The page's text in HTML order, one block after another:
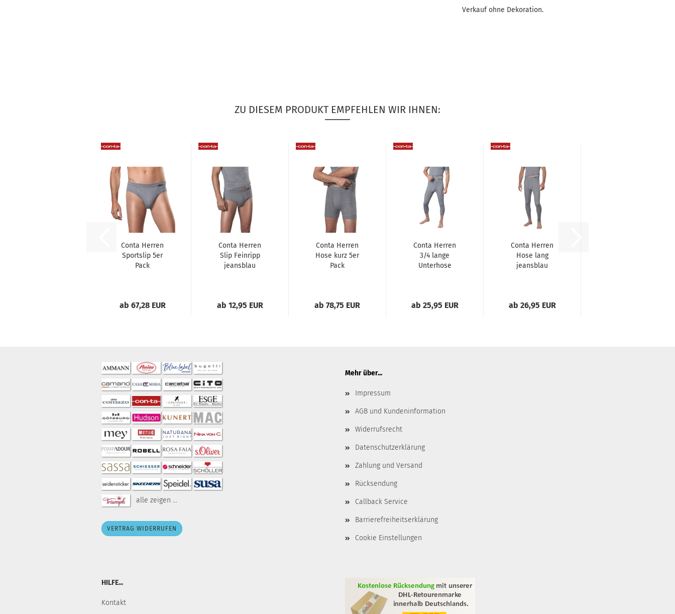
Verkauf ohne Dekoration.
ZU DIESEM PRODUKT EMPFEHLEN WIR IHNEN:
Conta Herren
Sportslip 5er
Pack
ab 67,28 EUR
Conta Herren
Slip Feinripp
jeansblau
ab 12,95 EUR
Conta Herren
Hose kurz 5er
Pack
ab 78,75 EUR
Conta Herren
3/4 lange
Unterhose
ab 25,95 EUR
Conta Herren
Hose lang
jeansblau
ab 26,95 EUR
alle zeigen ...
VERTRAG WIDERRUFEN
Mehr über...
Impressum
AGB und Kundeninformation
Widerrufsrecht
Datenschutzerklärung
Zahlung und Versand
Rücksendung
Callback Service
Barrierefreiheitserklärung
Cookie Einstellungen
HILFE...
Kontakt